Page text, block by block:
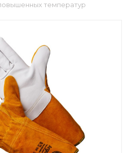
температур